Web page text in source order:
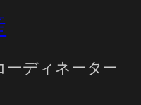
ディネーター